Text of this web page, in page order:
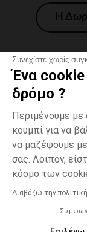
Συνεχίστε χωρίς
Ένα cookie
δρόμο ?
Περιμένουμε με
κουμπί για να
να μαζέψουμε
σας. Λοιπόν,
κόσμο των
Διαβάζω την
Μπλε
Η
H Orchestra
μεσολάβησης της